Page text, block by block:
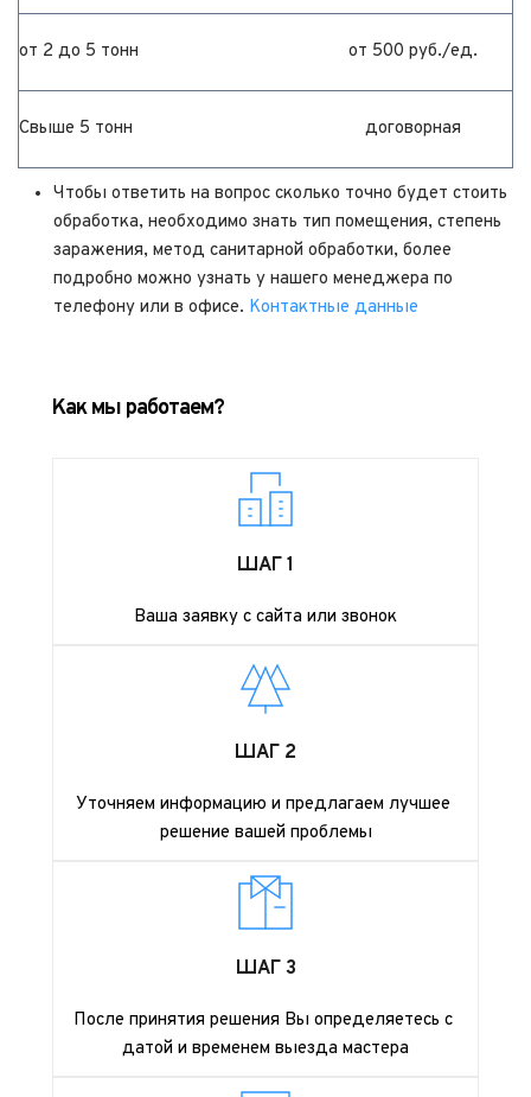
от 2 до 5 тонн от 500 руб./ед.
Свыше 5 тонн договорная
Чтобы ответить на вопрос сколько точно будет стоить
обработка, необходимо знать тип помещения, степень
заражения, метод санитарной обработки, более
подробно можно узнать у нашего менеджера по
телефону или в офисе. Контактные данные
Как мы работаем?
ШАГ 1
Ваша заявку с сайта или звонок
ШАГ 2
Уточняем информацию и предлагаем лучшее
решение вашей проблемы
ШАГ 3
После принятия решения Вы определяетесь с
датой и временем выезда мастера